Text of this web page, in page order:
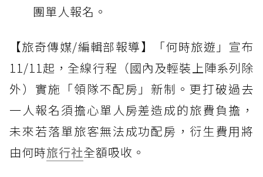
團單人報名。
【旅奇傳媒/編輯部報導】「何時旅遊」宣布
11/11起，全線行程（國內及輕裝上陣系列除
外）實施「領隊不配房」新制。更打破過去
一人報名須擔心單人房差造成的旅費負擔，
未來若落單旅客無法成功配房，衍生費用將
由何時旅行社全額吸收。